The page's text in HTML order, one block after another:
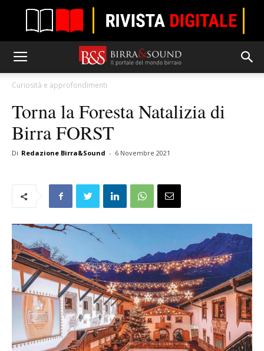
Curiosità e approfondimenti
Torna la Foresta Natalizia di
Birra FORST
Di Redazione Birra&Sound - 6 Novembre 2021